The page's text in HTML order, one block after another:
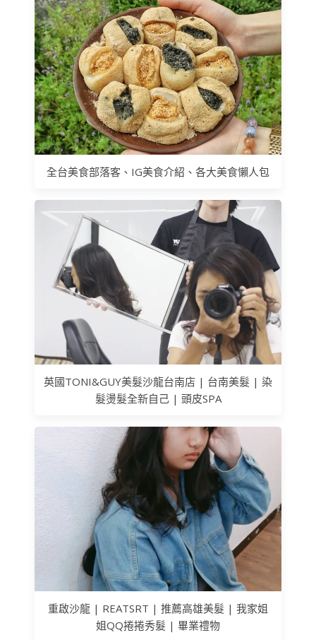
全台美食部落客、IG美食介紹、各大美食懶人包
英國TONI&GUY美髮沙龍台南店 | 台南美髮 | 染
髮燙髮全新自己 | 頭皮SPA
重啟沙龍 | REATSRT | 推薦高雄美髮 | 我家姐
姐QQ捲捲秀髮 | 畢業禮物